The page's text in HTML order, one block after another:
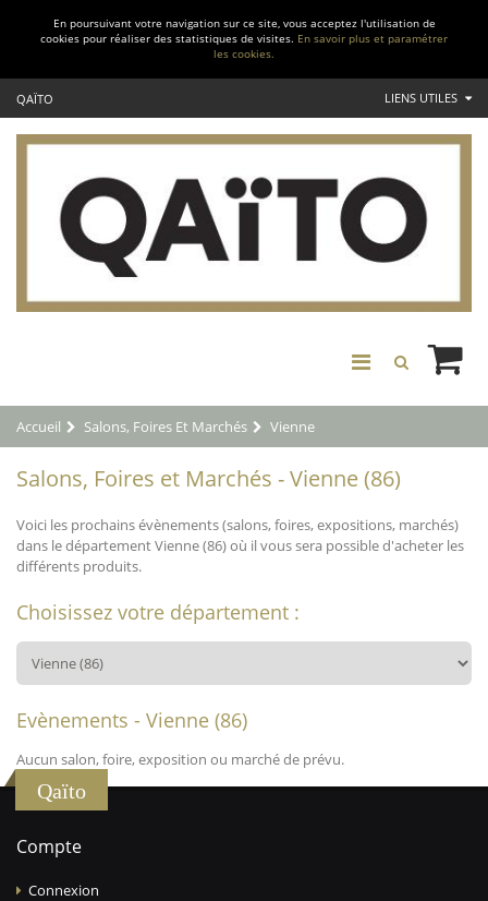
En poursuivant votre navigation sur ce site, vous acceptez l'utilisation de
cookies pour réaliser des statistiques de visites. En savoir plus et paramétrer
les cookies.
QAÏTO LIENS UTILES
Accueil Salons, Foires Et Marchés Vienne
Salons, Foires et Marchés - Vienne (86)
Voici les prochains évènements (salons, foires, expositions, marchés)
dans le département Vienne (86) où il vous sera possible d'acheter les
différents produits.
Choisissez votre département :
Evènements - Vienne (86)
Aucun salon, foire, exposition ou marché de prévu.
Qaïto
Compte
Connexion